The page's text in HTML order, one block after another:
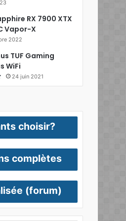
RX 7900 XTX
Vapor-X
2022
TUF Gaming
WiFi
24 juin 2021
choisir?
complètes
(forum)